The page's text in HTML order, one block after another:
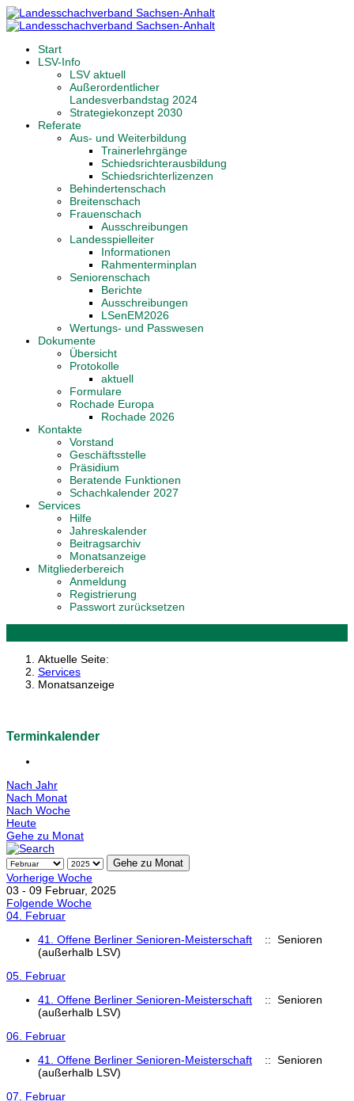
Start
LSV-Info
LSV aktuell
Außerordentlicher
Landesverbandstag 2024
Strategiekonzept 2030
Referate
Aus- und Weiterbildung
Trainerlehrgänge
Schiedsrichterausbildung
Schiedsrichterlizenzen
Behindertenschach
Breitenschach
Frauenschach
Ausschreibungen
Landesspielleiter
Informationen
Rahmenterminplan
Seniorenschach
Berichte
Ausschreibungen
LSenEM2026
Wertungs- und Passwesen
Dokumente
Übersicht
Protokolle
aktuell
Formulare
Rochade Europa
Rochade 2026
Kontakte
Vorstand
Geschäftsstelle
Präsidium
Beratende Funktionen
Schachkalender 2027
Services
Hilfe
Jahreskalender
Beitragsarchiv
Monatsanzeige
Mitgliederbereich
Anmeldung
Registrierung
Passwort zurücksetzen
Aktuelle Seite:
Services
Monatsanzeige
Terminkalender
Nach Jahr
Nach Monat
Nach Woche
Heute
Gehe zu Monat
Gehe zu Monat
Vorherige Woche
03 - 09 Februar, 2025
Folgende Woche
04. Februar
41. Offene Berliner Senioren-Meisterschaft
:: Senioren
(außerhalb LSV)
05. Februar
41. Offene Berliner Senioren-Meisterschaft
:: Senioren
(außerhalb LSV)
06. Februar
41. Offene Berliner Senioren-Meisterschaft
:: Senioren
(außerhalb LSV)
07. Februar